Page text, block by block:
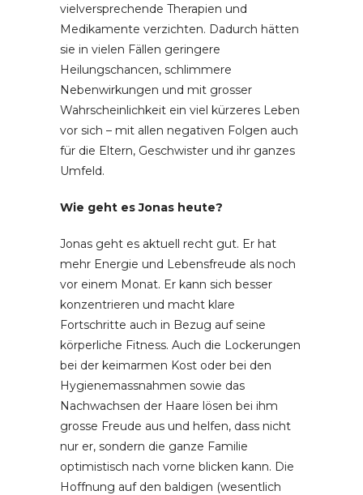
vielversprechende Therapien und
Medikamente verzichten. Dadurch hätten
sie in vielen Fällen geringere
Heilungschancen, schlimmere
Nebenwirkungen und mit grosser
Wahrscheinlichkeit ein viel kürzeres Leben
vor sich – mit allen negativen Folgen auch
für die Eltern, Geschwister und ihr ganzes
Umfeld.
Wie geht es Jonas heute?
Jonas geht es aktuell recht gut. Er hat
mehr Energie und Lebensfreude als noch
vor einem Monat. Er kann sich besser
konzentrieren und macht klare
Fortschritte auch in Bezug auf seine
körperliche Fitness. Auch die Lockerungen
bei der keimarmen Kost oder bei den
Hygienemassnahmen sowie das
Nachwachsen der Haare lösen bei ihm
grosse Freude aus und helfen, dass nicht
nur er, sondern die ganze Familie
optimistisch nach vorne blicken kann. Die
Hoffnung auf den baldigen (wesentlich